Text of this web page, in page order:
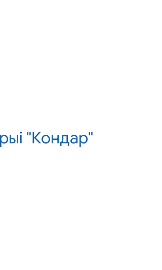
"Кондар"